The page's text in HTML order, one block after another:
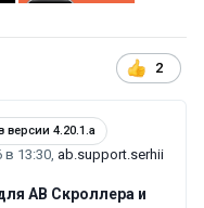
2
версии 4.20.1.a
в 13:30 ab.support.serhii
АВ Скроллера и